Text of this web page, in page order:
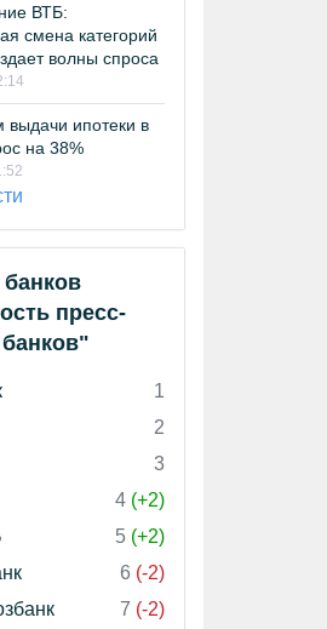
ВТБ:
смена категорий
волны спроса
ипотеки в
на 38%
банков
пресс-
1
2
3
4 (+2)
5 (+2)
6 (-2)
7 (-2)